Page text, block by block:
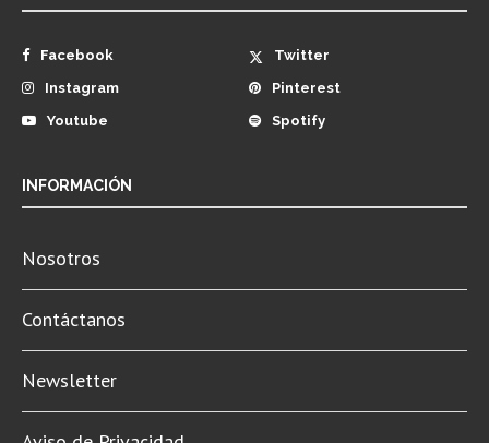
Facebook
Twitter
Instagram
Pinterest
Youtube
Spotify
INFORMACIÓN
Nosotros
Contáctanos
Newsletter